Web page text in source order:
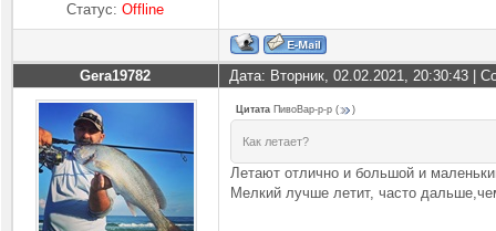
Статус:Offline
Gera19782 Дата: Вторник, 02.02.2021, 20:30:43 |
Цитата ПивоВар-р-р ( )
Как летает?
Летают отлично и большой и
Мелкий лучше летит, часто